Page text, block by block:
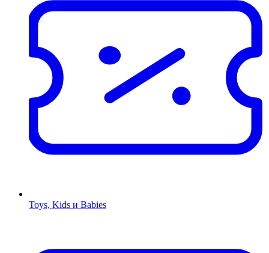
Toys, Kids и Babies